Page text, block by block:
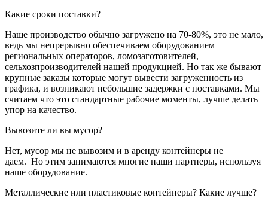
Какие сроки поставки?
Наше производство обычно загружено на 70-80%, это не мало,
ведь мы непрерывно обеспечиваем оборудованием
региональных операторов, ломозаготовителей,
сельхозпроизводителей нашей продукцией. Но так же бывают
крупные заказы которые могут вывести загруженность из
графика, и возникают небольшие задержки с поставками. Мы
считаем что это стандартные рабочие моменты, лучше делать
упор на качество.
Вывозите ли вы мусор?
Нет, мусор мы не вывозим и в аренду контейнеры не
даем. Но этим занимаются многие наши партнеры, используя
наше оборудование.
Металлические или пластиковые контейнеры? Какие лучше?